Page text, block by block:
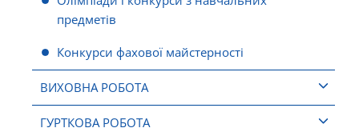
предметів
Конкурси фахової майстерності
ВИХОВНА РОБОТА
ГУРТКОВА РОБОТА